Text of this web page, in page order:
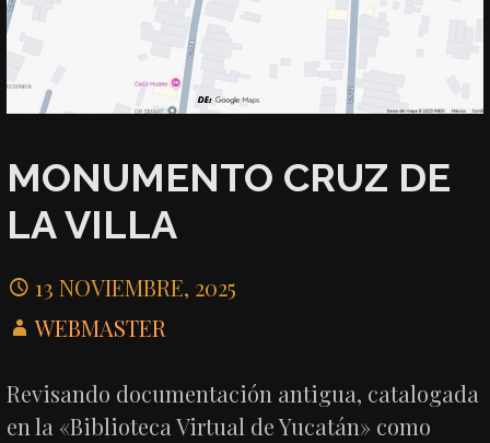
MONUMENTO CRUZ DE
LA VILLA
13 NOVIEMBRE, 2025
WEBMASTER
Revisando documentación antigua, catalogada
en la «Biblioteca Virtual de Yucatán» como